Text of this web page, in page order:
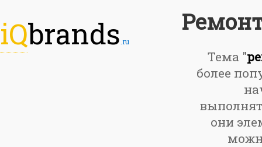
iQbrands .ru
Тема "
более
они